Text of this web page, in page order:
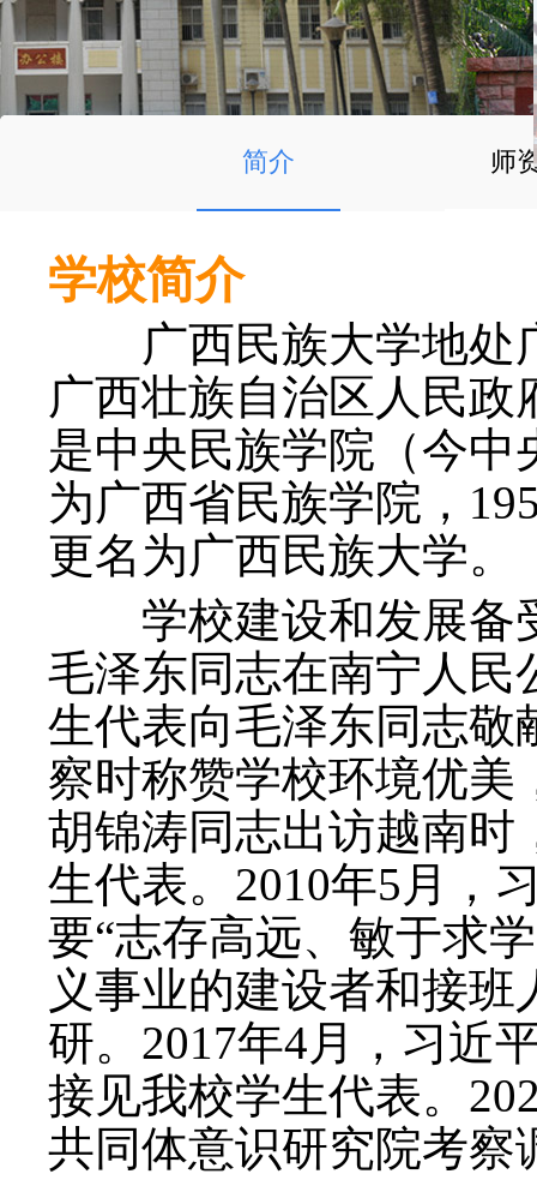
简介 师
学校简介
广西民族大学地处
广西壮族自治区人民政
是中央民族学院（今中
为广西省民族学院，
更名为广西民族大学。
学校建设和发展备受
毛泽东同志在南宁人民
生代表向毛泽东同志敬
察时称赞学校环境优美
胡锦涛同志出访越南时
生代表。2010年5月，
要“志存高远、敏于求
义事业的建设者和接班
研。2017年4月，习近
接见我校学生代表。
共同体意识研究院考察